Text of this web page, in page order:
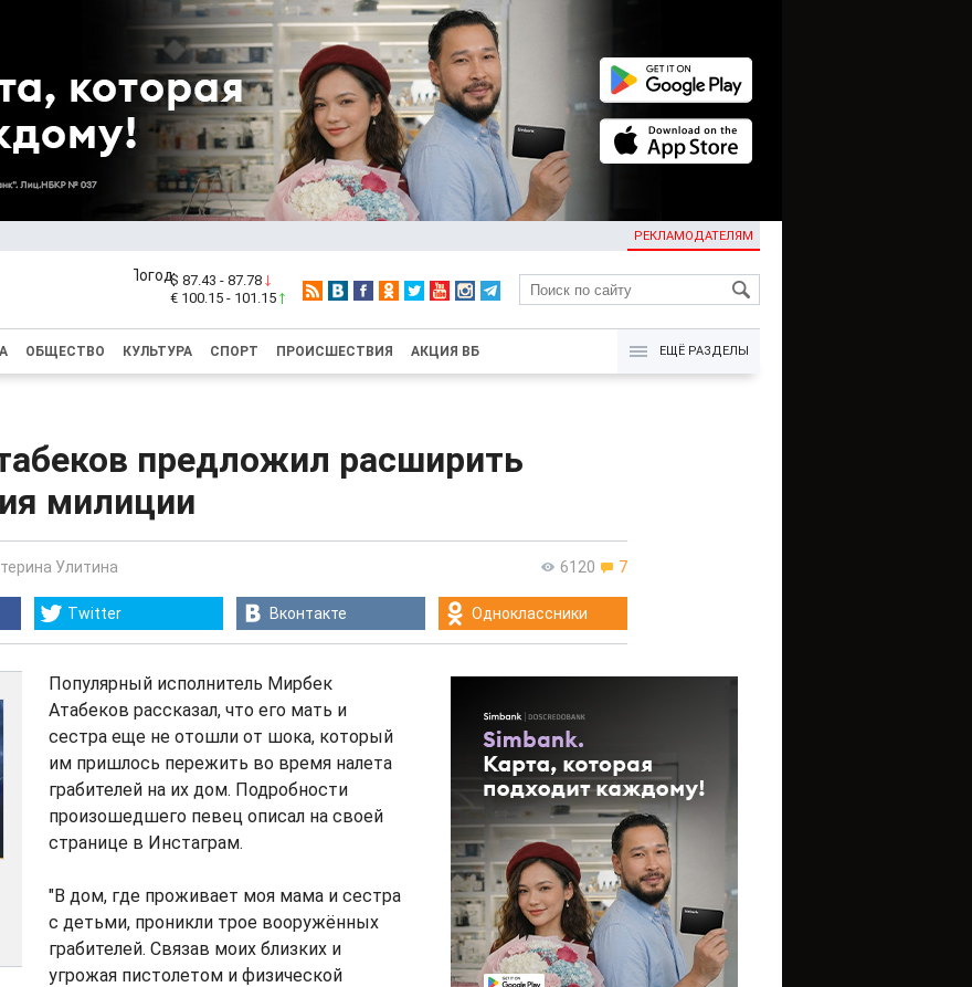
РЕКЛАМОДАТЕЛЯМ
KG
$ 87.43 - 87.78
€ 100.15 - 101.15
ОБЩЕСТВО КУЛЬТУРА СПОРТ ПРОИСШЕСТВИЯ АКЦИЯ ВБ ЕЩЁ РАЗДЕЛЫ
предложил расширить
милиции
6120 7
Улитина
Twitter Вконтакте Одноклассники
Популярный исполнитель Мирбек
Атабеков рассказал, что его мать и
сестра еще не отошли от шока, который
им пришлось пережить во время налета
грабителей на их дом. Подробности
произошедшего певец описал на своей
странице в Инстаграм.
"В дом, где проживает моя мама и сестра
с детьми, проникли трое вооружённых
грабителей. Связав моих близких и
угрожая пистолетом и физической